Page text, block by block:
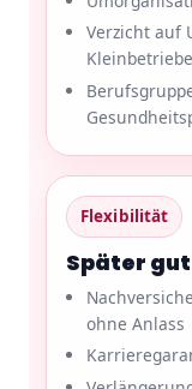
Verzicht auf
Flexibilität
Später
ohne Anlass